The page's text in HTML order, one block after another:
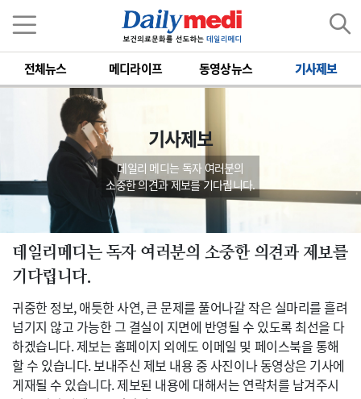
전체뉴스 메디라이프 동영상뉴스 기사제보
기사제보
데일리 메디는 독자 여러분의
소중한 의견과 제보를 기다립니다.
데일리메디는 독자 여러분의 소중한 의견과 제보를
기다립니다.
귀중한 정보, 애틋한 사연, 큰 문제를 풀어나갈 작은 실마리를 흘려
넘기지 않고 가능한 그 결실이 지면에 반영될 수 있도록 최선을 다
하겠습니다. 제보는 홈페이지 외에도 이메일 및 페이스북을 통해
할 수 있습니다. 보내주신 제보 내용 중 사진이나 동영상은 기사에
게재될 수 있습니다. 제보된 내용에 대해서는 연락처를 남겨주시